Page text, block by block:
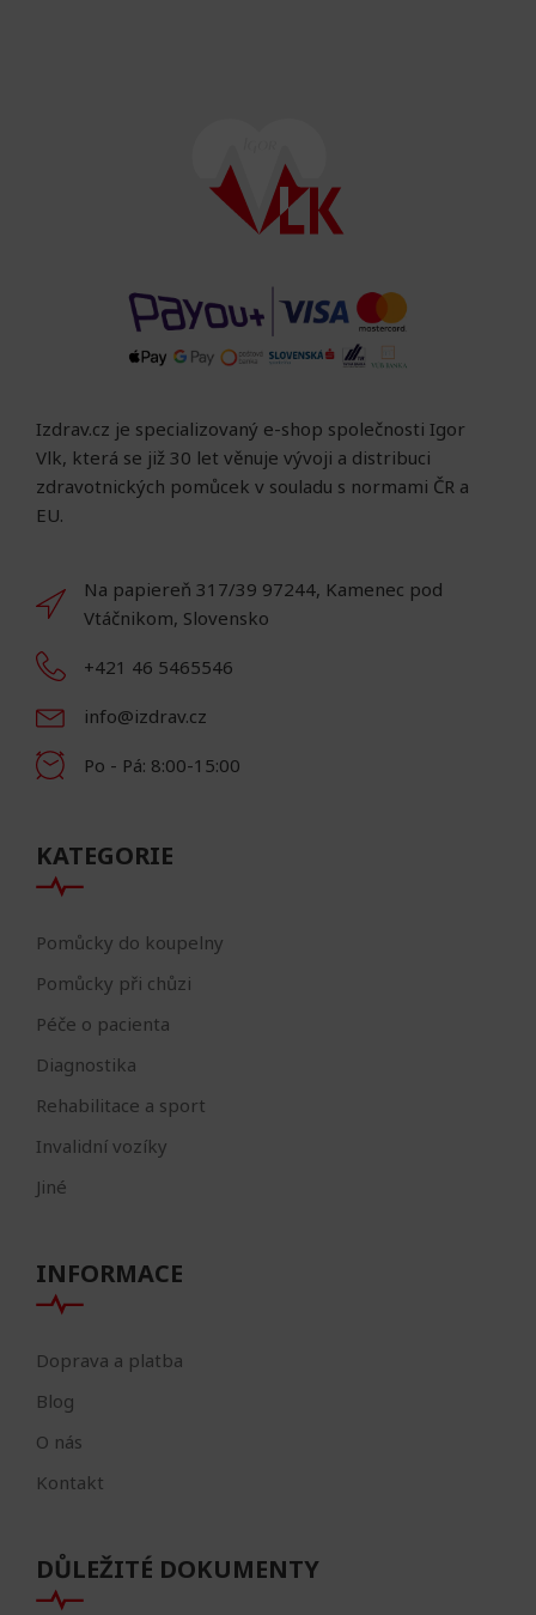
Izdrav.cz je specializovaný e-shop společnosti Igor
Vlk, která se již 30 let věnuje vývoji a distribuci
zdravotnických pomůcek v souladu s normami ČR a
EU.
Na papiereň 317/39 97244, Kamenec pod
Vtáčnikom, Slovensko
+421 46 5465546
info@izdrav.cz
Po - Pá: 8:00-15:00
KATEGORIE
Pomůcky do koupelny
Pomůcky při chůzi
Péče o pacienta
Diagnostika
Rehabilitace a sport
Invalidní vozíky
Jiné
INFORMACE
Doprava a platba
Blog
O nás
Kontakt
DŮLEŽITÉ DOKUMENTY